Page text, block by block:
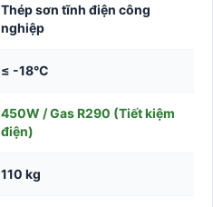
Thép sơn tĩnh điện công
nghiệp
≤ -18°C
450W / Gas R290 (Tiết kiệm
điện)
110 kg